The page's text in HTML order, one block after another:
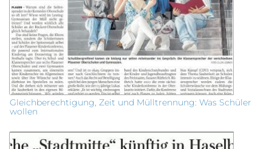
Gleichberechtigung, Zeit und Mülltrennung: Was Schüler
wollen